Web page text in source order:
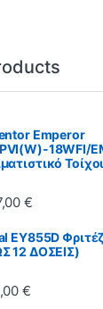
Emperor
18WFI/
€
EY855D
12 ΔΟΣΕΙΣ)
€